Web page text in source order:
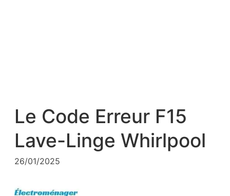
Le Code Erreur F15
Lave-Linge Whirlpool
26/01/2025